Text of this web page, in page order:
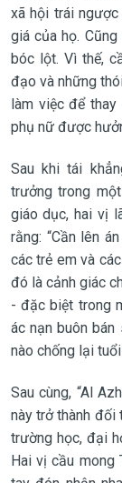
xã hội trái
giá của họ.
bóc lột. Vì thế,
đạo và những
làm việc để
phụ nữ được
Sau khi tái
trưởng trong
giáo dục, hai vị
rằng: “Cần lên
các trẻ em và
đó là cảnh giác
- đặc biệt trong
ác nạn buôn
nào chống lại
Sau cùng, “Al
này trở thành
trường học, đại
Hai vị cầu mong